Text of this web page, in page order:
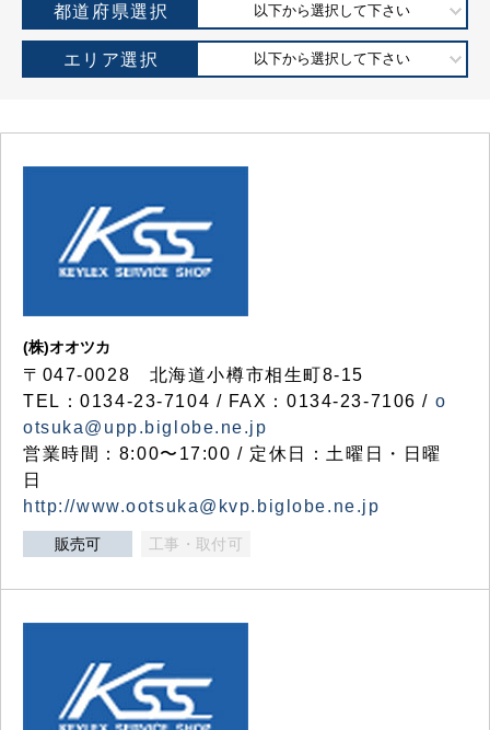
都道府県選択 以下から選択して下さい
エリア選択 以下から選択して下さい
(株)オオツカ
〒047-0028 北海道小樽市相生町8-15
TEL：0134-23-7104 / FAX：0134-23-7106 / o
otsuka@upp.biglobe.ne.jp
営業時間：8:00〜17:00 / 定休日：土曜日・日曜
日
http://www.ootsuka@kvp.biglobe.ne.jp
販売可 工事・取付可